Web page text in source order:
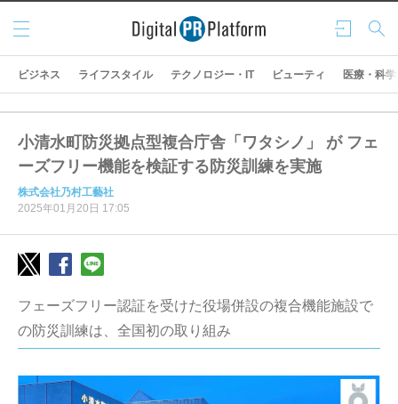
ログ
イン
検索
メニ
ュー
ビジネス ライフスタイル テクノロジー・IT ビューティ 医療・科学
小清水町防災拠点型複合庁舎「ワタシノ」 が フェ
ーズフリー機能を検証する防災訓練を実施
株式会社乃村工藝社
2025年01月20日 17:05
フェーズフリー認証を受けた役場併設の複合機能施設で
の防災訓練は、全国初の取り組み